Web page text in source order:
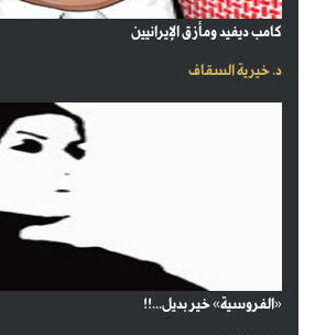
كامب ديفيد ومأزق الإيرانيين
د. خيرية السقاف
«الفروسية» خير بديل...!!